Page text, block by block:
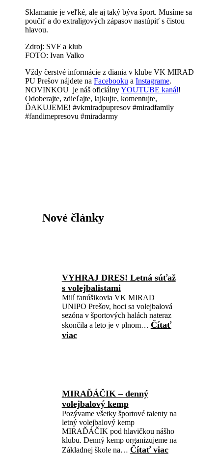
Sklamanie je veľké, ale aj taký býva šport. Musíme sa
poučiť a do extraligových zápasov nastúpiť s čistou
hlavou.
Zdroj: SVF a klub
FOTO: Ivan Valko
Vždy čerstvé informácie z diania v klube VK MIRAD
PU Prešov nájdete naFacebooku aInstagrame.
NOVINKOU je náš oficiálnyYOUTUBE kanál!
Odoberajte, zdieľajte, lajkujte, komentujte,
ĎAKUJEME! #vkmiradpupresov #miradfamily
#fandimepresovu #miradarmy
Nové články
VYHRAJ DRES! Letná súťaž
s volejbalistami
Milí fanúšikovia VK MIRAD
UNIPO Prešov, hoci sa volejbalová
sezóna v športových halách nateraz
skončila a leto je v plnom… Čítať
viac
MIRAĎÁČIK – denný
volejbalový kemp
Pozývame všetky športové talenty na
letný volejbalový kemp
MIRAĎÁČIK pod hlavičkou nášho
klubu. Denný kemp organizujeme na
Základnej škole na… Čítať viac